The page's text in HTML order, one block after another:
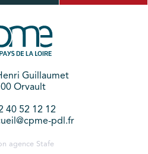
Guillaumet
Orvault
40 52 12 12
pdl.fr
agence Stafe